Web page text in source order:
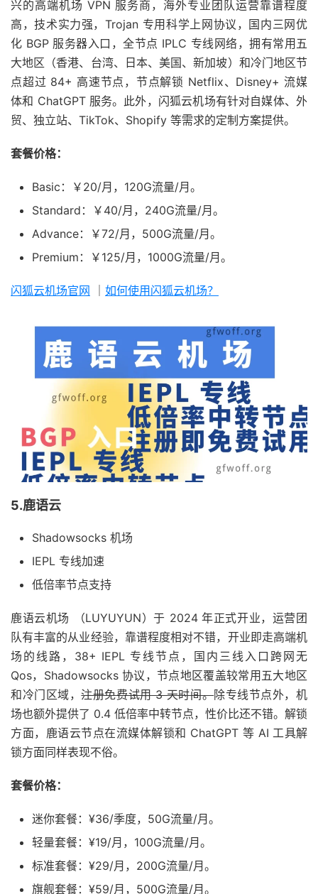
兴的高端机场 VPN 服务商，海外专业团队运营靠谱程度
高，技术实力强，Trojan 专用科学上网协议，国内三网优
化 BGP 服务器入口，全节点 IPLC 专线网络，拥有常用五
大地区（香港、台湾、日本、美国、新加坡）和冷门地区节
点超过 84+ 高速节点，节点解锁 Netflix、Disney+ 流媒
体和 ChatGPT 服务。此外，闪狐云机场有针对自媒体、外
贸、独立站、TikTok、Shopify 等需求的定制方案提供。
套餐价格：
Basic：￥20/月，120G流量/月。
Standard：￥40/月，240G流量/月。
Advance：￥72/月，500G流量/月。
Premium：￥125/月，1000G流量/月。
闪狐云机场官网 如何使用闪狐云机场？
5.鹿语云
Shadowsocks 机场
IEPL 专线加速
低倍率节点支持
鹿语云机场 （LUYUYUN）于 2024 年正式开业，运营团
队有丰富的从业经验，靠谱程度相对不错，开业即走高端机
场的线路，38+ IEPL 专线节点，国内三线入口跨网无
Qos，Shadowsocks 协议，节点地区覆盖较常用五大地区
和冷门区域，注册免费试用 3 天时间。除专线节点外，机
场也额外提供了 0.4 低倍率中转节点，性价比还不错。解锁
方面，鹿语云节点在流媒体解锁和 ChatGPT 等 AI 工具解
锁方面同样表现不俗。
套餐价格：
迷你套餐：¥36/季度，50G流量/月。
轻量套餐：¥19/月，100G流量/月。
标准套餐：¥29/月，200G流量/月。
旗舰套餐：¥59/月，500G流量/月。